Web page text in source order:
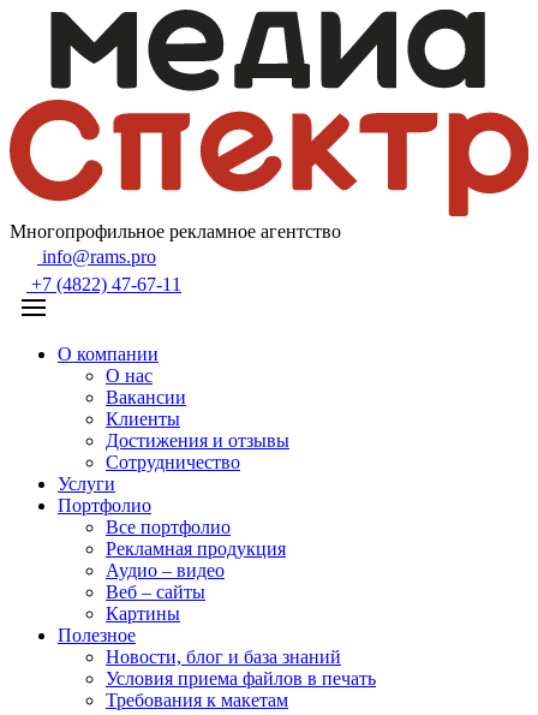
Многопрофильное рекламное агентство
info@rams.pro
+7 (4822) 47-67-11
О компании
О нас
Вакансии
Клиенты
Достижения и отзывы
Сотрудничество
Услуги
Портфолио
Все портфолио
Рекламная продукция
Аудио – видео
Веб – сайты
Картины
Полезное
Новости, блог и база знаний
Условия приема файлов в печать
Требования к макетам